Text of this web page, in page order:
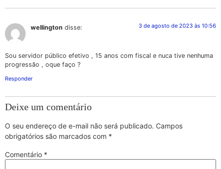
wellington disse: 3 de agosto de 2023 às 10:56
Sou servidor público efetivo , 15 anos com fiscal e nuca tive nenhuma
progressão , oque faço ?
Responder
Deixe um comentário
O seu endereço de e-mail não será publicado. Campos
obrigatórios são marcados com *
Comentário *